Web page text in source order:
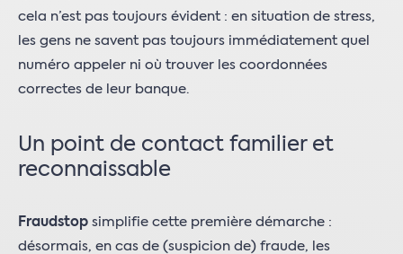
cela n’est pas toujours évident : en situation de stress,
les gens ne savent pas toujours immédiatement quel
numéro appeler ni où trouver les coordonnées
correctes de leur banque.
Un point de contact familier et
reconnaissable
Fraudstop simplifie cette première démarche :
désormais, en cas de (suspicion de) fraude, les